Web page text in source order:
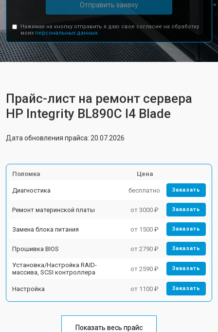
Отправить заявку
Нажимая на кнопку отправить я даю свое согласие на обработку
моих персональных данных.
Прайс-лист на ремонт сервера
HP Integrity BL890C I4 Blade
Дата обновления прайса: 20.07.2026
Поломка Цена
Диагностика бесплатно Заказать
Ремонт материнской платы от 3000 ₽ Заказать
Замена блока питания от 1500 ₽ Заказать
Прошивка BIOS от 2790 ₽ Заказать
Установка/Настройка RAID-
массива, SCSI контроллера
от 2590 ₽ Заказать
Настройка от 1100 ₽ Заказать
Показать весь прайс